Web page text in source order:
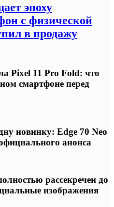
эпоху
с физической
в продажу
Pixel 11 Pro Fold: что
смартфоне перед
новинку: Edge 70 Neo
анонса
рассекречен до
изображения